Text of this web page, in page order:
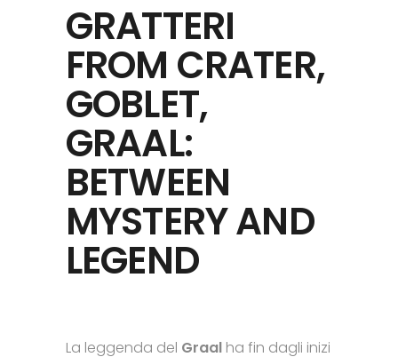
GRATTERI
FROM CRATER,
GOBLET,
GRAAL:
BETWEEN
MYSTERY AND
LEGEND
La leggenda del Graal ha fin dagli inizi